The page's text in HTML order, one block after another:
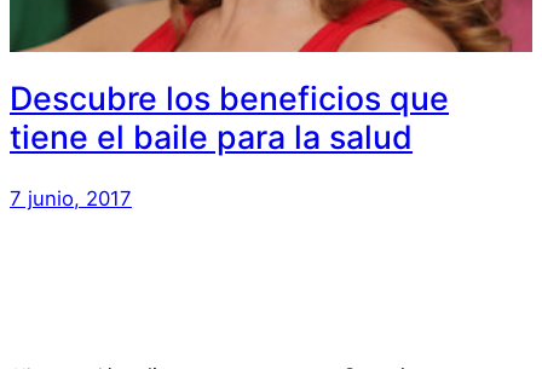
Descubre los beneficios que
tiene el baile para la salud
7 junio, 2017